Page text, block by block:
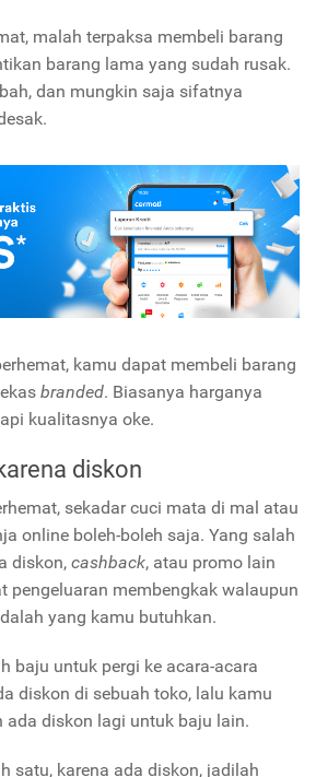
malah terpaksa membeli barang
barang lama yang sudah rusak.
dan mungkin saja sifatnya
kamu dapat membeli barang
branded. Biasanya harganya
kualitasnya oke.
diskon
sekadar cuci mata di mal atau
online boleh-boleh saja. Yang salah
diskon, cashback, atau promo lain
pengeluaran membengkak walaupun
yang kamu butuhkan.
baju untuk pergi ke acara-acara
diskon di sebuah toko, lalu kamu
ada diskon lagi untuk baju lain.
satu, karena ada diskon, jadilah